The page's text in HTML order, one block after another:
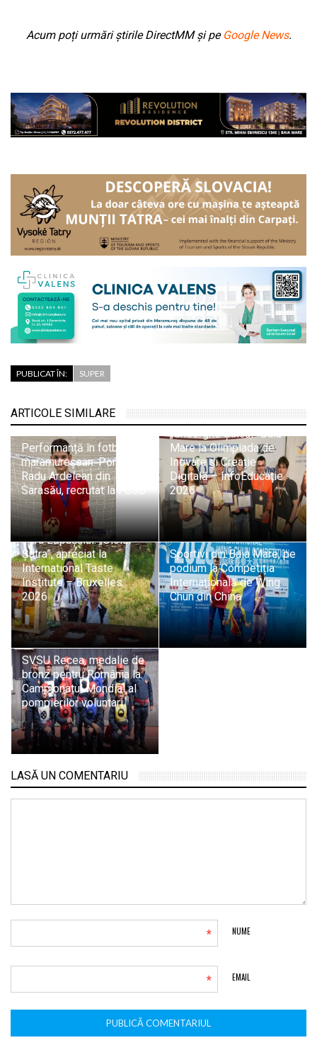
Acum poți urmări știrile DirectMM și pe Google News.
PUBLICAT ÎN: SUPER
ARTICOLE SIMILARE
Performanță în fotbalul
maramureșean: Portarul
Radu Ardelean din
Sarasău, recrutat la FCSB
elevii Colegiului
„Gheorghe Șincai” Baia
Mare la Olimpiada de
Inovare și Creație
Digitală – InfoEducație
2026
Tradiție și pasiune din
Țara Lăpușului: „Oloiul
Șatra”, apreciat la
International Taste
Institute – Bruxelles
2026
Sportivi din Baia Mare, pe
podium la Competiția
Internațională de Wing
Chun din China
SVSU Recea, medalie de
bronz pentru România la
Campionatul Mondial al
pompierilor voluntari
LASĂ UN COMENTARIU
NUME
*
EMAIL
*